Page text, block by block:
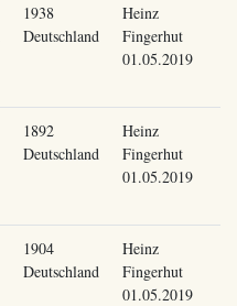
1938
Deutschland
Heinz
Fingerhut
01.05.2019
1892
Deutschland
Heinz
Fingerhut
01.05.2019
1904
Deutschland
Heinz
Fingerhut
01.05.2019